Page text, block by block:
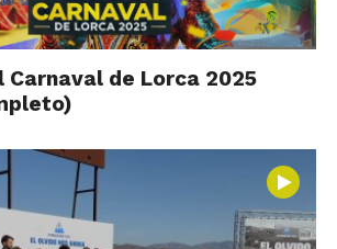
Carnaval de Lorca 2025